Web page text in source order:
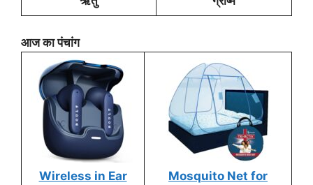
आज का पंचांग
Wireless in Ear
Mosquito Net for